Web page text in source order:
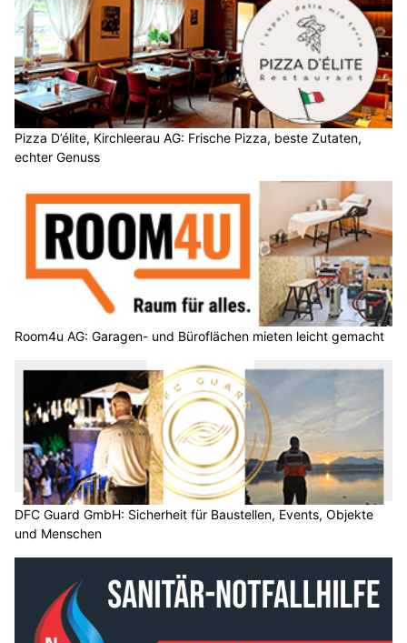
Pizza D’élite, Kirchleerau AG: Frische Pizza, beste Zutaten,
echter Genuss
Room4u AG: Garagen- und Büroflächen mieten leicht gemacht
DFC Guard GmbH: Sicherheit für Baustellen, Events, Objekte
und Menschen